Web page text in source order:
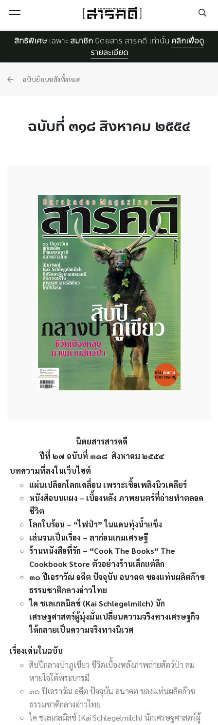
สิทธิพิเศษเฉพาะ สมาชิก นิตยสาร สารคดี เท่านั้น คลิกเพื่อดู
รายละเอียด
ฉบับย้อนหลังทั้งหมด
ฉบับที่ ๓๑๘ สิงหาคม ๒๕๕๔
นิตยสารสารคดี
ปีที่ ๒๗ ฉบับที่ ๓๑๘ สิงหาคม ๒๕๕๔
บทความที่ลงในเว็บไซต์
แผ่นเปลือกโลกเคลื่อน เพราะเชื้อเพลิงนิวเคลียร์
หนังสือบนแผง – เบื้องหลัง ภาพยนตร์ที่ถ่ายทำตลอด
ชีวิต
โลกใบร้อน – “ไฟป่า” ในแดนทุ่งน้ำแข็ง
เล่นจนเป็นเรื่อง – ลาก่อนเกมเศรษฐี
ร้านหนังสือที่รัก – “Cook The Books” The
Cookbook Store ตัวอย่างร้านเล็กแต่ลึก
๓๐ ปีเอราวัณ อดีต ปัจจุบัน อนาคต ของแท่นผลิตก๊าซ
ธรรมชาติกลางอ่าวไทย
ไค ชเลเกลมิลช์ (Kai Schlegelmilch) นัก
เศรษฐศาสตร์ผู้มุ่งมั่นเปลี่ยนความจริงทางเศรษฐกิจ
ให้กลายเป็นความจริงทางนิเวศ
เรื่องเด่นในฉบับ
สิบปีกลางป่าภูเขียว ชีวิตเบื้องหลังภาพถ่ายสัตว์ป่า ลม
หายใจใต้พระบารมี
๓๐ ปีเอราวัณ อดีต ปัจจุบัน อนาคต ของแท่นผลิตก๊าซ
ธรรมชาติกลางอ่าวไทย
ไค ชเลเกลมิลช์ (Kai Schlegelmilch) นักเศรษฐศาสตร์ผู้